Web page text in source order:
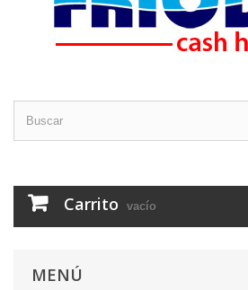
Carrito vacío
MENÚ